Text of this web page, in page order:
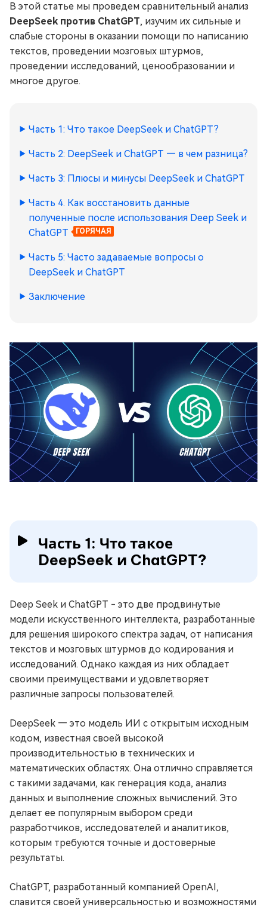
В этой статье мы проведем сравнительный анализ
DeepSeek против ChatGPT, изучим их сильные и
слабые стороны в оказании помощи по написанию
текстов, проведении мозговых штурмов,
проведении исследований, ценообразовании и
многое другое.
Часть 1: Что такое DeepSeek и ChatGPT?
Часть 2: DeepSeek и ChatGPT — в чем разница?
Часть 3: Плюсы и минусы DeepSeek и ChatGPT
Часть 4. Как восстановить данные
полученные после использования Deep Seek и
ChatGPT
ГОРЯЧАЯ
Часть 5: Часто задаваемые вопросы о
DeepSeek и ChatGPT
Заключение
Часть 1: Что такое
DeepSeek и ChatGPT?
Deep Seek и ChatGPT - это две продвинутые
модели искусственного интеллекта, разработанные
для решения широкого спектра задач, от написания
текстов и мозговых штурмов до кодирования и
исследований. Однако каждая из них обладает
своими преимуществами и удовлетворяет
различные запросы пользователей.
DeepSeek — это модель ИИ с открытым исходным
кодом, известная своей высокой
производительностью в технических и
математических областях. Она отлично справляется
с такими задачами, как генерация кода, анализ
данных и выполнение сложных вычислений. Это
делает ее популярным выбором среди
разработчиков, исследователей и аналитиков,
которым требуются точные и достоверные
результаты.
ChatGPT, разработанный компанией OpenAI,
славится своей универсальностью и возможностями